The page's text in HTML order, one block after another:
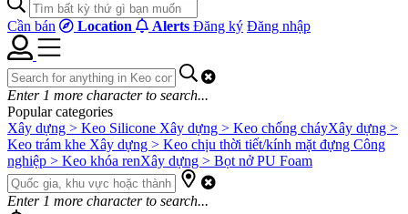
Cần bán Location Alerts Đăng ký Đăng nhập
Enter 1 more character to search...
Popular categories
Xây dựng > Keo Silicone Xây dựng > Keo chống cháyXây dựng >
Keo trám khe Xây dựng > Keo chịu thời tiết/kính mặt đựng Công
nghiệp > Keo khóa renXây dựng > Bọt nở PU Foam
Enter 1 more character to search...